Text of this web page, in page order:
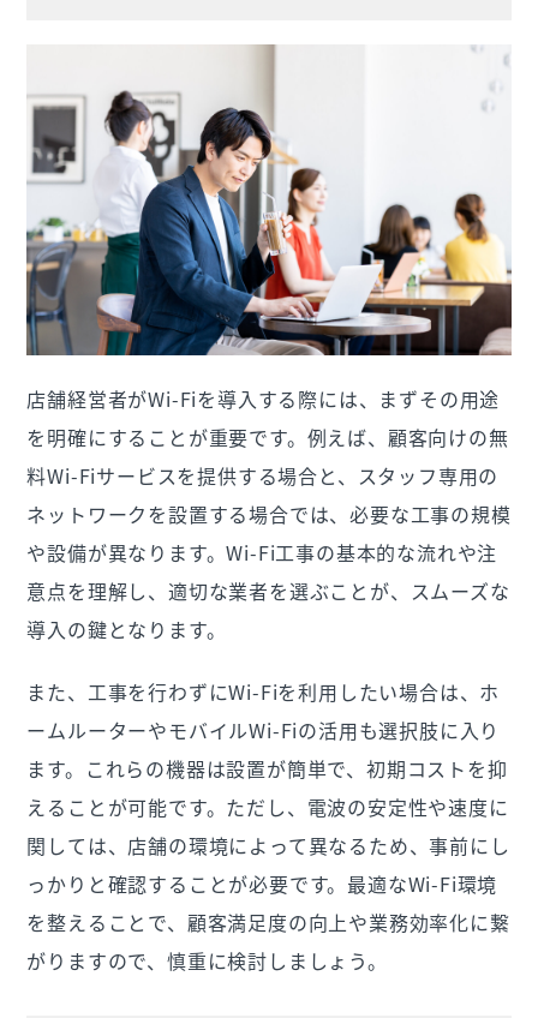
店舗経営者がWi-Fiを導入する際には、まずその用途
を明確にすることが重要です。例えば、顧客向けの無
料Wi-Fiサービスを提供する場合と、スタッフ専用の
ネットワークを設置する場合では、必要な工事の規模
や設備が異なります。Wi-Fi工事の基本的な流れや注
意点を理解し、適切な業者を選ぶことが、スムーズな
導入の鍵となります。
また、工事を行わずにWi-Fiを利用したい場合は、ホ
ームルーターやモバイルWi-Fiの活用も選択肢に入り
ます。これらの機器は設置が簡単で、初期コストを抑
えることが可能です。ただし、電波の安定性や速度に
関しては、店舗の環境によって異なるため、事前にし
っかりと確認することが必要です。最適なWi-Fi環境
を整えることで、顧客満足度の向上や業務効率化に繋
がりますので、慎重に検討しましょう。